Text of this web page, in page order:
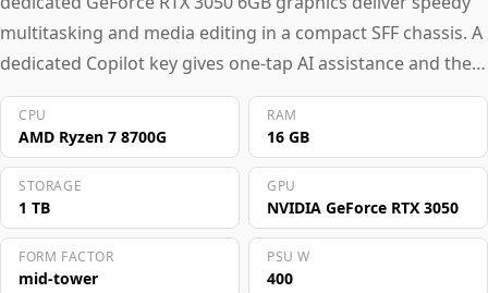
multitasking and media editing in a compact SFF chassis. A
dedicated Copilot key gives one-tap AI assistance and the
system operates coolly and quietly, ideal for shared
workspaces. This desktop suits home office users and
small business professionals juggling spreadsheets, video
conferencing, and light content creation.
CPU
AMD Ryzen 7 8700G
RAM
16 GB
STORAGE
1 TB
GPU
NVIDIA GeForce RTX 3050
FORM FACTOR
mid-tower
PSU W
400